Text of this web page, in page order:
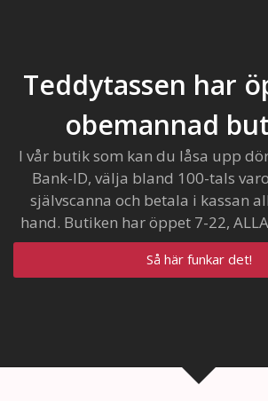
Teddytassen har
obemannad
I vår butik som kan du låsa upp
Bank-ID, välja bland 100-tals
självscanna och betala i kassan
hand. Butiken har öppet 7-22,
Så här funkar det!